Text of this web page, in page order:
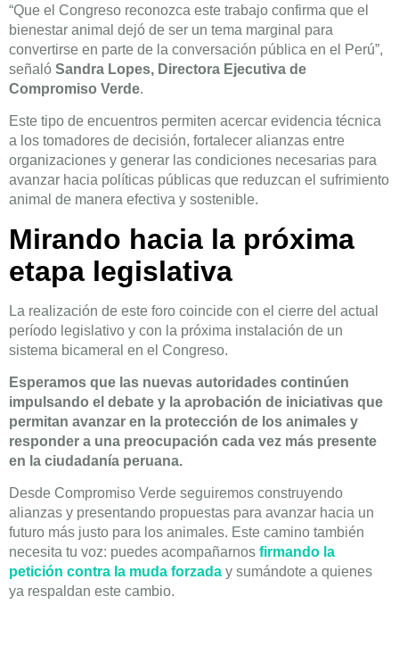
“Que el Congreso reconozca este trabajo confirma que el
bienestar animal dejó de ser un tema marginal para
convertirse en parte de la conversación pública en el Perú”,
señaló Sandra Lopes, Directora Ejecutiva de
Compromiso Verde.
Este tipo de encuentros permiten acercar evidencia técnica
a los tomadores de decisión, fortalecer alianzas entre
organizaciones y generar las condiciones necesarias para
avanzar hacia políticas públicas que reduzcan el sufrimiento
animal de manera efectiva y sostenible.
Mirando hacia la próxima
etapa legislativa
La realización de este foro coincide con el cierre del actual
período legislativo y con la próxima instalación de un
sistema bicameral en el Congreso.
Esperamos que las nuevas autoridades continúen
impulsando el debate y la aprobación de iniciativas que
permitan avanzar en la protección de los animales y
responder a una preocupación cada vez más presente
en la ciudadanía peruana.
Desde Compromiso Verde seguiremos construyendo
alianzas y presentando propuestas para avanzar hacia un
futuro más justo para los animales. Este camino también
necesita tu voz: puedes acompañarnos firmando la
petición contra la muda forzada y sumándote a quienes
ya respaldan este cambio.